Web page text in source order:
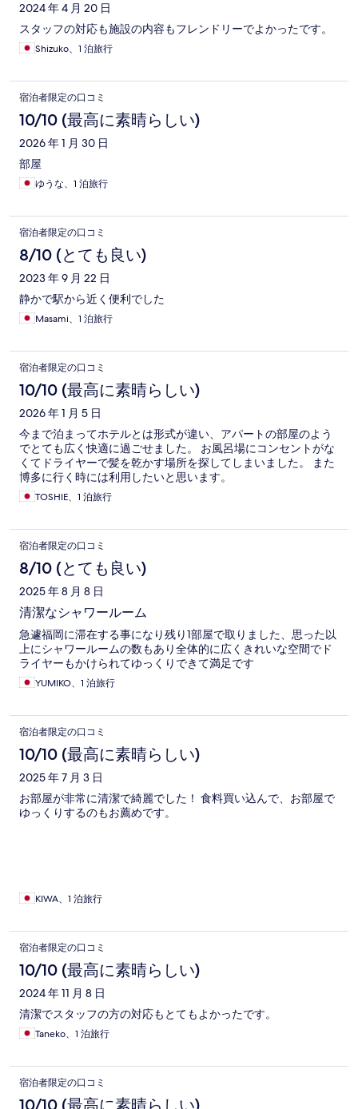
2024 年 4 月 20 日
スタッフの対応も施設の内容もフレンドリーでよかったです。
Shizuko、1 泊旅行
宿泊者限定の口コミ
10/10 (最高に素晴らしい)
2026 年 1 月 30 日
部屋
ゆうな、1 泊旅行
宿泊者限定の口コミ
8/10 (とても良い)
2023 年 9 月 22 日
静かで駅から近く便利でした
Masami、1 泊旅行
宿泊者限定の口コミ
10/10 (最高に素晴らしい)
2026 年 1 月 5 日
今まで泊まってホテルとは形式が違い、アパートの部屋のよう
でとても広く快適に過ごせました。 お風呂場にコンセントがな
くてドライヤーで髪を乾かす場所を探してしまいました。 また
博多に行く時には利用したいと思います。
TOSHIE、1 泊旅行
宿泊者限定の口コミ
8/10 (とても良い)
2025 年 8 月 8 日
清潔なシャワールーム
急遽福岡に滞在する事になり残り1部屋で取りました、思った以
上にシャワールームの数もあり全体的に広くきれいな空間でド
ライヤーもかけられてゆっくりできて満足です
YUMIKO、1 泊旅行
宿泊者限定の口コミ
10/10 (最高に素晴らしい)
2025 年 7 月 3 日
お部屋が非常に清潔で綺麗でした！ 食料買い込んで、お部屋で
ゆっくりするのもお薦めです。
KIWA、1 泊旅行
宿泊者限定の口コミ
10/10 (最高に素晴らしい)
2024 年 11 月 8 日
清潔でスタッフの方の対応もとてもよかったです。
Taneko、1 泊旅行
宿泊者限定の口コミ